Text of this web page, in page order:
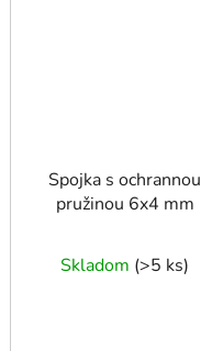
Spojka s ochrannou
pružinou 6x4 mm
Skladom (>5 ks)